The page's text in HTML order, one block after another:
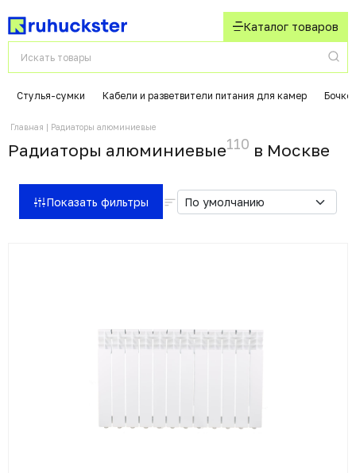
Каталог товаров
Стулья-сумки Кабели и разветвители питания для камер
Главная Радиаторы алюминиевые
Радиаторы алюминиевые110 в Москвe
Показать фильтры